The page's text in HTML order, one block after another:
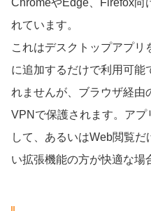
れています。
これはデスクトップアプ
に追加するだけで利用可能
れませんが、ブラウザ経由
VPNで保護されます。アプ
して、あるいはWeb閲覧
い拡張機能の方が快適な場